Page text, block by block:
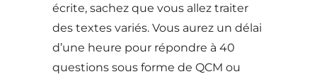
écrite, sachez que vous allez traiter
des textes variés. Vous aurez un délai
d’une heure pour répondre à 40
questions sous forme de QCM ou